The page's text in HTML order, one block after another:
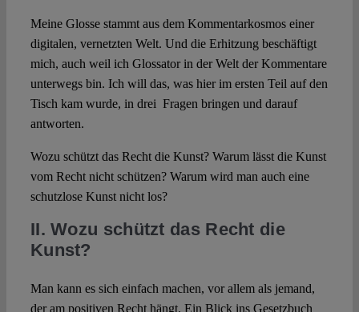
Meine Glosse stammt aus dem Kommentarkosmos einer
digitalen, vernetzten Welt. Und die Erhitzung beschäftigt
mich, auch weil ich Glossator in der Welt der Kommentare
unterwegs bin. Ich will das, was hier im ersten Teil auf den
Tisch kam wurde, in drei Fragen bringen und darauf
antworten.
Wozu schützt das Recht die Kunst? Warum lässt die Kunst
vom Recht nicht schützen? Warum wird man auch eine
schutzlose Kunst nicht los?
II. Wozu schützt das Recht die
Kunst?
Man kann es sich einfach machen, vor allem als jemand,
der am positiven Recht hängt. Ein Blick ins Gesetzbuch